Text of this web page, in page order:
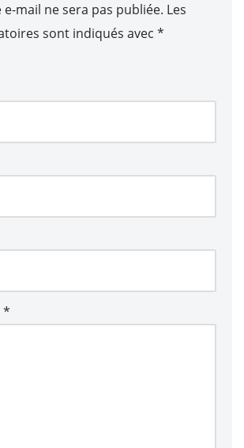
mail ne sera pas publiée. Les
sont indiqués avec *
*